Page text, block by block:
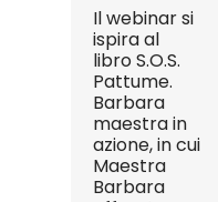
Il webinar si
ispira al
libro S.O.S.
Pattume.
Barbara
maestra in
azione, in cui
Maestra
Barbara